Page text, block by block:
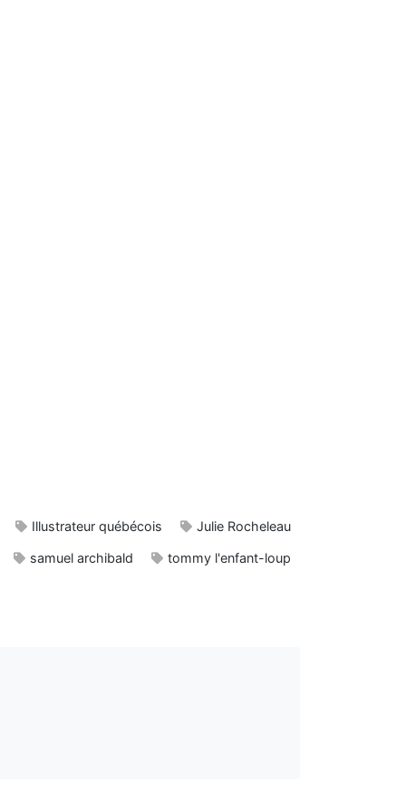
Illustrateur québécois Julie Rocheleau
samuel archibald tommy l'enfant-loup